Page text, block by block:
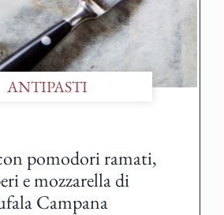
ANTIPASTI
pomodori ramati,
e mozzarella di
Campana